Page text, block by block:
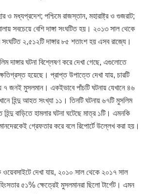
ও মধ্যপ্রদেশ; পশ্চিমে রাজস্তান, মহারাষ্ট্র ও গুজরাট;
সবচেয়ে বেশি দাঙ্গা সংঘটিত হয়। ২০১৩ সাল থেকে
২,৫১২টি দাঙ্গার ৮৫ শতাংশ হয় এসব রাজ্যে।
দাঙ্গার ঘটনা বিশ্লেষণ করে দেখা গেছে, এগুলোতে
হয়েছে। প্রাপ্ত উপাত্তে দেখা যায়, চারটি
৭ জনই মুসলমান। একইভাবে পাঁচটি ঘটনায় যেখানে ৪৬
হিন্দু আহত সংখ্যা ১১। তিনটি ঘটনায় ৬৭টি মুসলিম
হিন্দু বাড়িতে হামলার ঘটনা ঘটেছে মাত্র ১টি। এমনকি
গ্রেফতার করে বলে রিপোর্টে উল্লেখ করা হয়।
ওয়েবসাইটে দেখা যায়, ২০১০ সাল থেকে ২০১৭ সাল
৫১% ক্ষেত্রেই মুসলমানরা ছিলো টার্গেট। এমন